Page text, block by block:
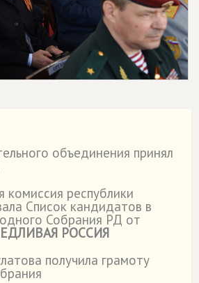
объединения принял
комиссия республики
Список кандидатов в
Собрания РД от
РОССИЯ
получила грамоту